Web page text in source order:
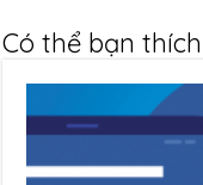
Có thể bạn thích